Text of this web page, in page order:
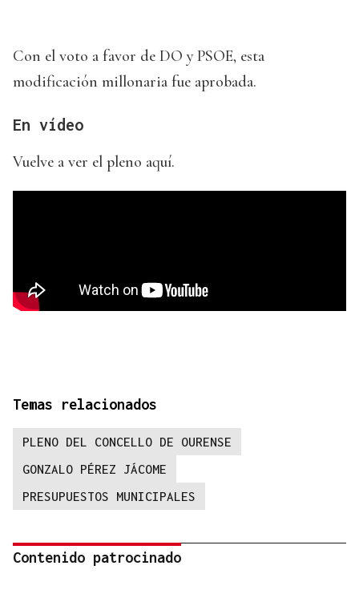
Con el voto a favor de DO y PSOE, esta
modificación millonaria fue aprobada.
En vídeo
Vuelve a ver el pleno aquí.
Temas relacionados
PLENO DEL CONCELLO DE OURENSE
GONZALO PÉREZ JÁCOME
PRESUPUESTOS MUNICIPALES
Contenido patrocinado